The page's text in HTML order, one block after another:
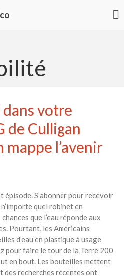
Développement durable
Permaculture
Rechercher
avec vos enfants
Réduire les déchets : votre
guide pour les citoyens et les
électeurs
Toits verts | Association
Permaculturelle
L’intelligence artificielle pour
votre
de Culligan
mappe l’avenir
épisode. S’abonner pour recevoir
quel robinet en
que l’eau réponde aux
Pourtant, les Américains
d’eau en plastique à usage
pour faire le tour de la Terre 200
en bout. Les bouteilles mettent
des recherches récentes ont